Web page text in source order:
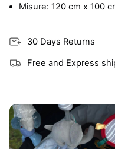
Misure: 120 cm x 100
30 Days Returns
Free and Express